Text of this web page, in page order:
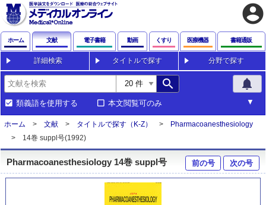
account_circle
ホーム 文献 電子書籍 動画 くすり 医療機器 書籍通販
詳細検索 タイトルで探す 分野で探す
search notifications
類義語を使用する 本文閲覧可のみ
ホーム 文献 タイトルで探す（K-Z）
Pharmacoanesthesiology
14巻 suppl号(1992)
Pharmacoanesthesiology 14巻 suppl号 前の号 次の号